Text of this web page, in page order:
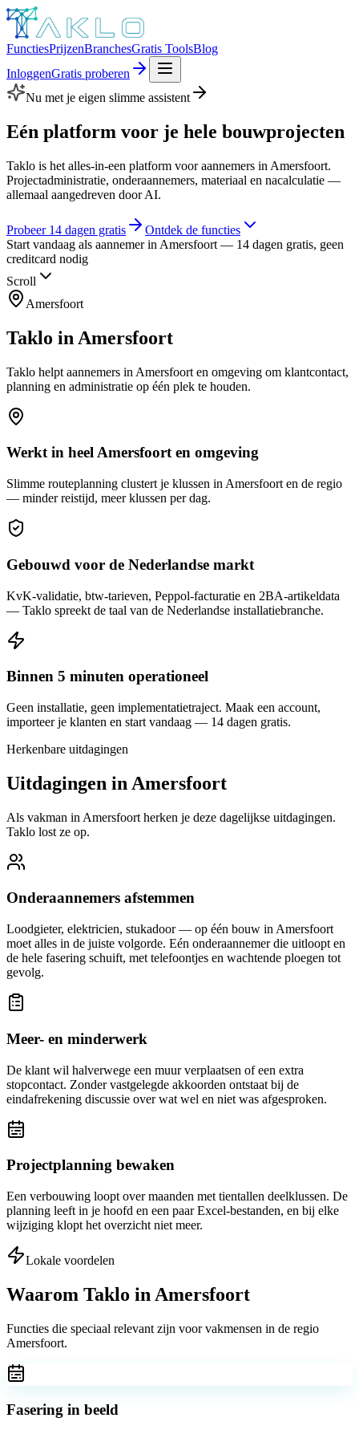
FunctiesPrijzenBranchesGratis ToolsBlog
InloggenGratis proberen
Nu met je eigen slimme assistent
Eén platform voor je hele bouwprojecten
Taklo is het alles-in-een platform voor aannemers in Amersfoort.
Projectadministratie, onderaannemers, materiaal en nacalculatie —
allemaal aangedreven door AI.
Probeer 14 dagen gratis
Ontdek de functies
Start vandaag als aannemer in Amersfoort — 14 dagen gratis, geen
creditcard nodig
Scroll
Amersfoort
Taklo in Amersfoort
Taklo helpt aannemers in Amersfoort en omgeving om klantcontact,
planning en administratie op één plek te houden.
Werkt in heel Amersfoort en omgeving
Slimme routeplanning clustert je klussen in Amersfoort en de regio
— minder reistijd, meer klussen per dag.
Gebouwd voor de Nederlandse markt
KvK-validatie, btw-tarieven, Peppol-facturatie en 2BA-artikeldata
— Taklo spreekt de taal van de Nederlandse installatiebranche.
Binnen 5 minuten operationeel
Geen installatie, geen implementatietraject. Maak een account,
importeer je klanten en start vandaag — 14 dagen gratis.
Herkenbare uitdagingen
Uitdagingen in Amersfoort
Als vakman in Amersfoort herken je deze dagelijkse uitdagingen.
Taklo lost ze op.
Onderaannemers afstemmen
Loodgieter, elektricien, stukadoor — op één bouw in Amersfoort
moet alles in de juiste volgorde. Eén onderaannemer die uitloopt en
de hele fasering schuift, met telefoontjes en wachtende ploegen tot
gevolg.
Meer- en minderwerk
De klant wil halverwege een muur verplaatsen of een extra
stopcontact. Zonder vastgelegde akkoorden ontstaat bij de
eindafrekening discussie over wat wel en niet was afgesproken.
Projectplanning bewaken
Een verbouwing loopt over maanden met tientallen deelklussen. De
planning leeft in je hoofd en een paar Excel-bestanden, en bij elke
wijziging klopt het overzicht niet meer.
Lokale voordelen
Waarom Taklo in Amersfoort
Functies die speciaal relevant zijn voor vakmensen in de regio
Amersfoort.
Fasering in beeld